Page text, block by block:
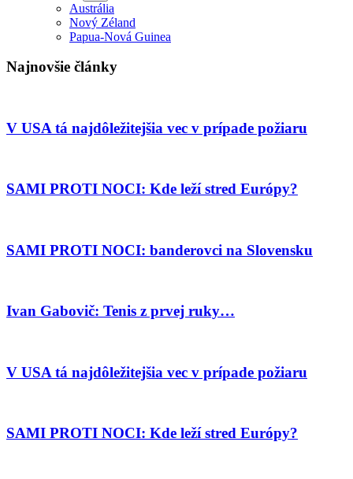
Austrália
Nový Zéland
Papua-Nová Guinea
Najnovšie články
V USA tá najdôležitejšia vec v prípade požiaru
SAMI PROTI NOCI: Kde leží stred Európy?
SAMI PROTI NOCI: banderovci na Slovensku
Ivan Gabovič: Tenis z prvej ruky…
V USA tá najdôležitejšia vec v prípade požiaru
SAMI PROTI NOCI: Kde leží stred Európy?